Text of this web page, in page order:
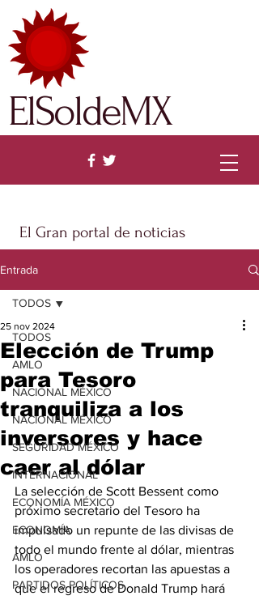
El Gran portal de noticias
ElSoldeMX
Entrada
TODOS
AMLO
NACIONAL MÉXICO
NACIONAL MÉXICO
SEGURIDAD MÉXICO
INTERNACIONAL
ECONOMÍA MÉXICO
ECONOMÍA
AMLO
PARTIDOS POLÍTICOS
TODOS
Elección de Trump
para Tesoro
tranquiliza a los
inversores y hace
caer al dólar
25 nov 2024
La selección de Scott Bessent como
próximo secretario del Tesoro ha
impulsado un repunte de las divisas de
todo el mundo frente al dólar, mientras
los operadores recortan las apuestas a
que el regreso de Donald Trump hará